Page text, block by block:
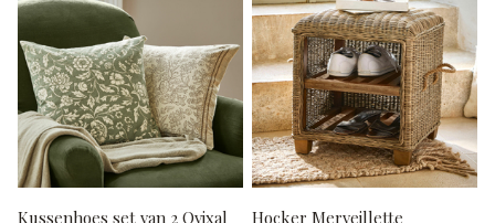
Kussenhoes set van 2 Ovixal Hocker Merveillette